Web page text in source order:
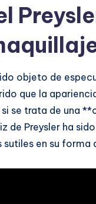
objeto de
que la
se trata de una
de Preysler ha
en su forma